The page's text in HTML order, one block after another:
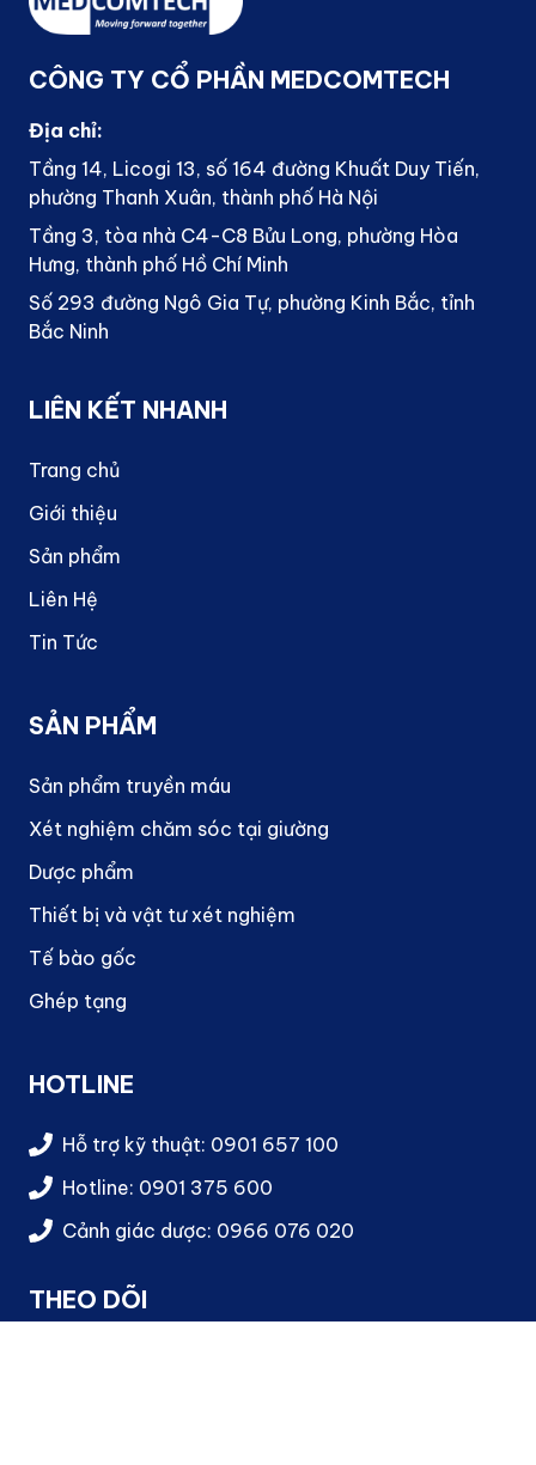
CÔNG TY CỔ PHẦN MEDCOMTECH
Địa chỉ:
Tầng 14, Licogi 13, số 164 đường Khuất Duy Tiến,
phường Thanh Xuân, thành phố Hà Nội
Tầng 3, tòa nhà C4-C8 Bửu Long, phường Hòa
Hưng, thành phố Hồ Chí Minh
Số 293 đường Ngô Gia Tự, phường Kinh Bắc, tỉnh
Bắc Ninh
LIÊN KẾT NHANH
Trang chủ
Giới thiệu
Sản phẩm
Liên Hệ
Tin Tức
SẢN PHẨM
Sản phẩm truyền máu
Xét nghiệm chăm sóc tại giường
Dược phẩm
Thiết bị và vật tư xét nghiệm
Tế bào gốc
Ghép tạng
HOTLINE
Hỗ trợ kỹ thuật: 0901 657 100
Hotline: 0901 375 600
Cảnh giác dược: 0966 076 020
THEO DÕI